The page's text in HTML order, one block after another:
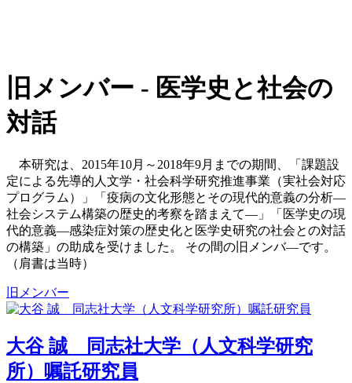
旧メンバー - 医学史と社会の
対話
本研究は、2015年10月～2018年9月までの期間、「課題設
定による先導的人文学・社会科学研究推進事業（実社会対応
プログラム）」「疫病の文化形態とその現代的意義の分析—
社会システム構築の歴史的考察を踏まえて—」「医学史の現
代的意義―感染症対策の歴史化と医学史研究の社会との対話
の構築」の助成を受けました。 その間の旧メンバ―です。
（肩書は当時）
旧メンバー
大谷 誠 同志社大学（人文科学研究
所）嘱託研究員